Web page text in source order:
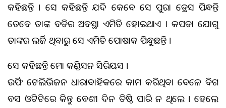
କହିଛନ୍ତି । ସେ କହିଛନ୍ତି ଯଦି କେବେ ସେ ପୁରା ଡ୍ରେସ ପିନ୍ଧନ୍ତି
ତେବେ ତାଙ୍କ ବଡିର ଅବସ୍ଥା ଏମିତି ହୋଇଥାଏ । କପଡା ଯୋଗୁ
ତାଙ୍କର ଆଲର୍ଜି ଥିବାରୁ ସେ ଏମିତି ପୋଷାକ ପିନ୍ଧୁଛନ୍ତି ।
ସେ କହିଛନ୍ତି ମୋ କଣ୍ଡିସନ ସିରିୟସ ।
ଉର୍ଫି ଟେଲିଭିଜନ ଧାରାବାହିକରେ କାମ କରିଥିବା ବେଳେ ବିଗ
ବସ ଓଟିଟିରେ କିନ୍ତୁ ବେଶୀ ଦିନ ତିଷ୍ଠି ପାରି ନ ଥିଲେ । ହେଲେ